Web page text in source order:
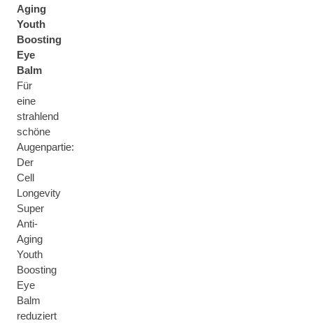
Aging
Youth
Boosting
Eye
Balm
Für
eine
strahlend
schöne
Augenpartie:
Der
Cell
Longevity
Super
Anti-
Aging
Youth
Boosting
Eye
Balm
reduziert